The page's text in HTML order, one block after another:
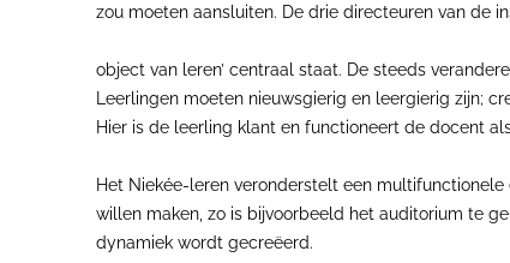
zou moeten aansluiten. De drie directeuren van de
object van leren’ centraal staat. De steeds
Leerlingen moeten nieuwsgierig en leergierig zijn;
Hier is de leerling klant en functioneert de docent
Het Niekée-leren veronderstelt een
willen maken, zo is bijvoorbeeld het auditorium te
dynamiek wordt gecreëerd.